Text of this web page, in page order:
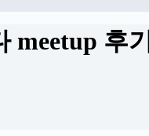
meetup 후